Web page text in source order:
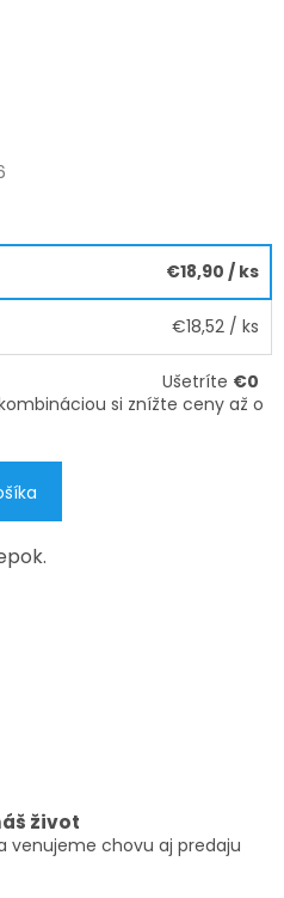
€18,90 / ks
€18,52 / ks
Ušetríte €0
si znížte ceny až o
život
venujeme chovu aj predaju